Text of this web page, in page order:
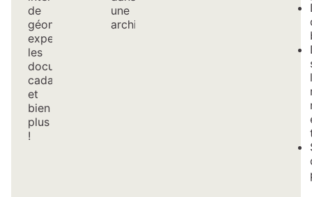
de
géomètres-
experts,
les
documents
cadastraux…
et
bien
plus
!
une
archive.